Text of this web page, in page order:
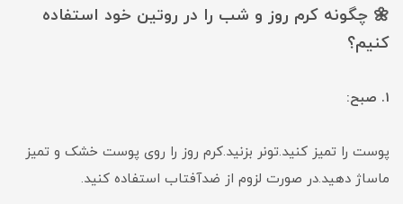
🌼 چگونه کرم روز و شب را در روتین خود استفاده
کنیم؟
1. صبح:
پوست را تمیز کنید.تونر بزنید.کرم روز را روی پوست خشک و تمیز
ماساژ دهید.در صورت لزوم از ضدآفتاب استفاده کنید.